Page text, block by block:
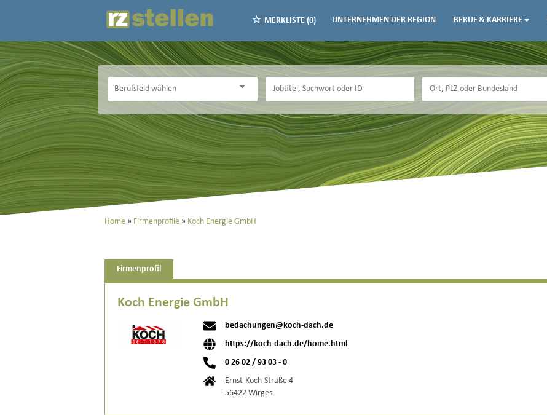
MERKLISTE (0) UNTERNEHMEN DER REGION BERUF & KARRIERE
Home Firmenprofile Koch Energie GmbH
Firmenprofil
Koch Energie GmbH
bedachungen@koch-dach.de
https://koch-dach.de/home.html
0 26 02 / 93 03 - 0
Ernst-Koch-Straße 4
56422 Wirges